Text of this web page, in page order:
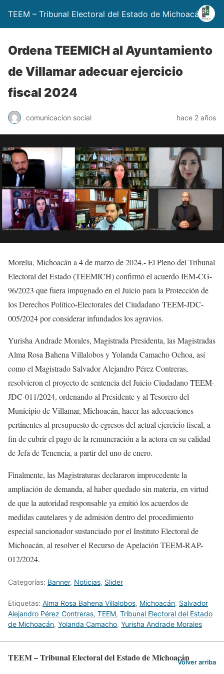
TEEM – Tribunal Electoral del Estado de Michoacán
Ordena TEEMICH al Ayuntamiento
de Villamar adecuar ejercicio
fiscal 2024
comunicacion social hace 2 años
Morelia, Michoacán a 4 de marzo de 2024.- El Pleno del Tribunal
Electoral del Estado (TEEMICH) confirmó el acuerdo IEM-CG-
96/2023 que fuera impugnado en el Juicio para la Protección de
los Derechos Político-Electorales del Ciudadano TEEM-JDC-
005/2024 por considerar infundados los agravios.
Yurisha Andrade Morales, Magistrada Presidenta, las Magistradas
Alma Rosa Bahena Villalobos y Yolanda Camacho Ochoa, así
como el Magistrado Salvador Alejandro Pérez Contreras,
resolvieron el proyecto de sentencia del Juicio Ciudadano TEEM-
JDC-011/2024, ordenando al Presidente y al Tesorero del
Municipio de Villamar, Michoacán, hacer las adecuaciones
pertinentes al presupuesto de egresos del actual ejercicio fiscal, a
fin de cubrir el pago de la remuneración a la actora en su calidad
de Jefa de Tenencia, a partir del uno de enero.
Finalmente, las Magistraturas declararon improcedente la
ampliación de demanda, al haber quedado sin materia, en virtud
de que la autoridad responsable ya emitió los acuerdos de
medidas cautelares y de admisión dentro del procedimiento
especial sancionador sustanciado por el Instituto Electoral de
Michoacán, al resolver el Recurso de Apelación TEEM-RAP-
012/2024.
Categorías: Banner, Noticias, Slider
Etiquetas: Alma Rosa Bahena Villalobos, Michoacán, Salvador
Alejandro Pérez Contreras, TEEM, Tribunal Electoral del Estado
de Michoacán, Yolanda Camacho, Yurisha Andrade Morales
TEEM – Tribunal Electoral del Estado de MichoacánVolver arriba